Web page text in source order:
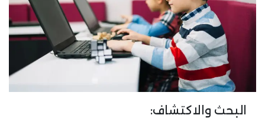
البحث والاكتشاف: